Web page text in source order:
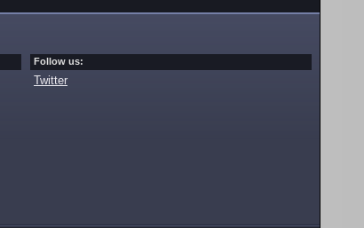
Follow us:
Twitter